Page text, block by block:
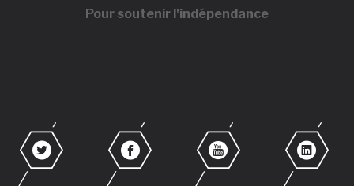
Pour soutenir l'indépendance